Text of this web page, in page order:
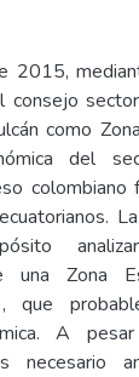
2015,
como
del
una Zona
que
A
necesario